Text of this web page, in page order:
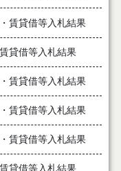
賃貸借等入札結果
貸借等入札結果
賃貸借等入札結果
賃貸借等入札結果
賃貸借等入札結果
貸借等入札結果